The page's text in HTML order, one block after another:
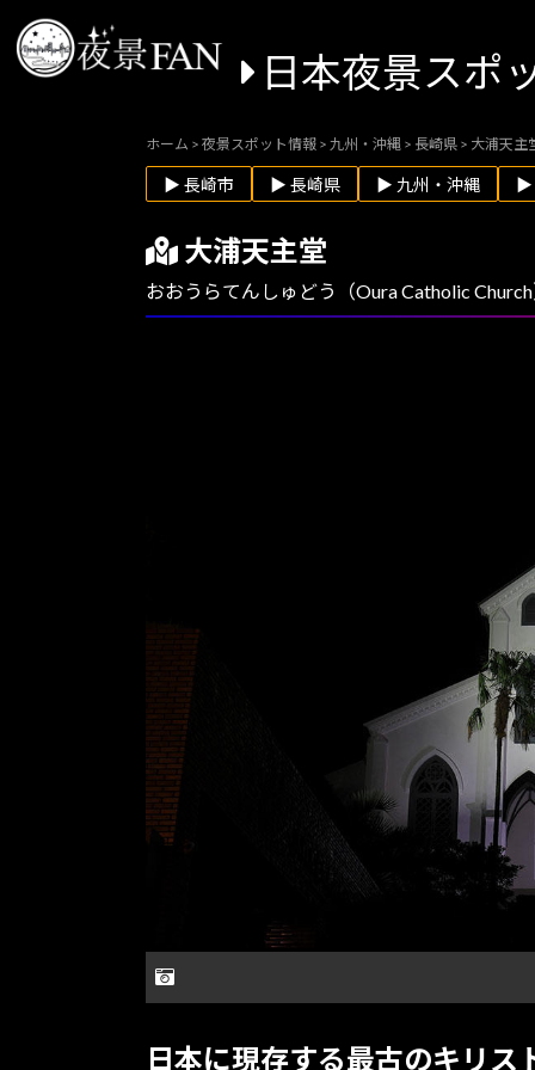
日本夜景スポ
ホーム > 夜景スポット情報 > 九州・沖縄 > 長崎県 > 大浦天主
▶ 長崎市 ▶ 長崎県 ▶ 九州・沖縄 ▶
大浦天主堂
おおうらてんしゅどう（Oura Catholic
日本に現存する最古のキリス